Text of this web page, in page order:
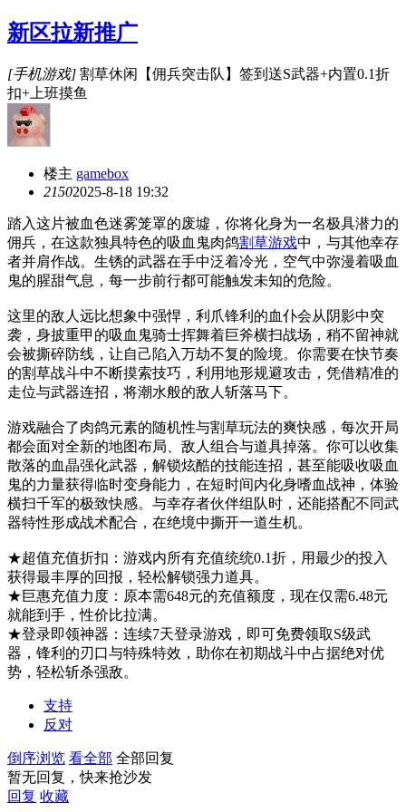
新区拉新推广
[手机游戏] 割草休闲【佣兵突击队】签到送S武器+内置0.1折
扣+上班摸鱼
楼主 gamebox
21502025-8-18 19:32
踏入这片被血色迷雾笼罩的废墟，你将化身为一名极具潜力的
佣兵，在这款独具特色的吸血鬼肉鸽割草游戏中，与其他幸存
者并肩作战。生锈的武器在手中泛着冷光，空气中弥漫着吸血
鬼的腥甜气息，每一步前行都可能触发未知的危险。
这里的敌人远比想象中强悍，利爪锋利的血仆会从阴影中突
袭，身披重甲的吸血鬼骑士挥舞着巨斧横扫战场，稍不留神就
会被撕碎防线，让自己陷入万劫不复的险境。你需要在快节奏
的割草战斗中不断摸索技巧，利用地形规避攻击，凭借精准的
走位与武器连招，将潮水般的敌人斩落马下。
游戏融合了肉鸽元素的随机性与割草玩法的爽快感，每次开局
都会面对全新的地图布局、敌人组合与道具掉落。你可以收集
散落的血晶强化武器，解锁炫酷的技能连招，甚至能吸收吸血
鬼的力量获得临时变身能力，在短时间内化身嗜血战神，体验
横扫千军的极致快感。与幸存者伙伴组队时，还能搭配不同武
器特性形成战术配合，在绝境中撕开一道生机。
★超值充值折扣：游戏内所有充值统统0.1折，用最少的投入
获得最丰厚的回报，轻松解锁强力道具。
★巨惠充值力度：原本需648元的充值额度，现在仅需6.48元
就能到手，性价比拉满。
★登录即领神器：连续7天登录游戏，即可免费领取S级武
器，锋利的刃口与特殊特效，助你在初期战斗中占据绝对优
势，轻松斩杀强敌。
支持
反对
倒序浏览 看全部 全部回复
暂无回复，快来抢沙发
回复 收藏